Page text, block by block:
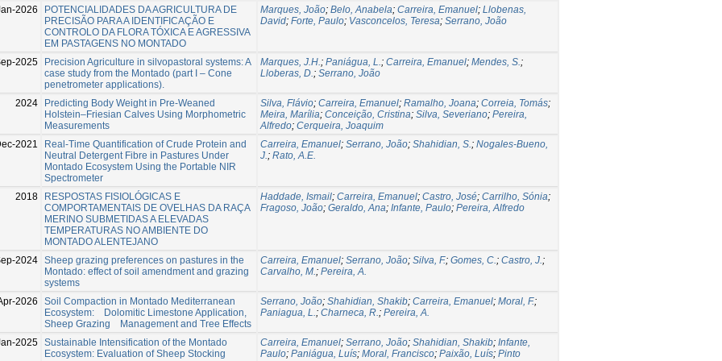
2026
POTENCIALIDADES DA AGRICULTURA DE
PRECISÃO PARA A IDENTIFICAÇÃO E
CONTROLO DA FLORA TÓXICA E AGRESSIVA
EM PASTAGENS NO MONTADO
Marques, João; Belo, Anabela; Carreira, Emanuel; Llobenas,
David; Forte, Paulo; Vasconcelos, Teresa; Serrano, João
2025
Precision Agriculture in silvopastoral systems: A
case study from the Montado (part I – Cone
penetrometer applications).
Marques, J.H.; Paniágua, L.; Carreira, Emanuel; Mendes, S.;
Lloberas, D.; Serrano, João
2024
Predicting Body Weight in Pre-Weaned
Holstein–Friesian Calves Using Morphometric
Measurements
Silva, Flávio; Carreira, Emanuel; Ramalho, Joana; Correia, Tomás;
Meira, Marília; Conceição, Cristina; Silva, Severiano; Pereira,
Alfredo; Cerqueira, Joaquim
2021
Real-Time Quantification of Crude Protein and
Neutral Detergent Fibre in Pastures Under
Montado Ecosystem Using the Portable NIR
Spectrometer
Carreira, Emanuel; Serrano, João; Shahidian, S.; Nogales-Bueno,
J.; Rato, A.E.
2018
RESPOSTAS FISIOLÓGICAS E
COMPORTAMENTAIS DE OVELHAS DA RAÇA
MERINO SUBMETIDAS A ELEVADAS
TEMPERATURAS NO AMBIENTE DO
MONTADO ALENTEJANO
Haddade, Ismail; Carreira, Emanuel; Castro, José; Carrilho, Sónia;
Fragoso, João; Geraldo, Ana; Infante, Paulo; Pereira, Alfredo
2024 Sheep grazing preferences on pastures in the
Montado: effect of soil amendment and grazing
systems
Carreira, Emanuel; Serrano, João; Silva, F.; Gomes, C.; Castro, J.;
Carvalho, M.; Pereira, A.
2026
Soil Compaction in Montado Mediterranean
Ecosystem: Dolomitic Limestone Application,
Sheep Grazing Management and Tree Effects
Serrano, João; Shahidian, Shakib; Carreira, Emanuel; Moral, F.;
Paniagua, L.; Charneca, R.; Pereira, A.
2025 Sustainable Intensification of the Montado
Ecosystem: Evaluation of Sheep Stocking
Carreira, Emanuel; Serrano, João; Shahidian, Shakib; Infante,
Paulo; Paniágua, Luís; Moral, Francisco; Paixão, Luís; Pinto